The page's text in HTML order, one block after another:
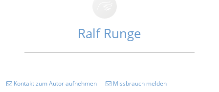
Ralf Runge
Kontakt zum Autor aufnehmen Missbrauch melden